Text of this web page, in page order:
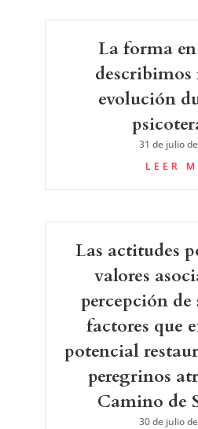
La forma
evolución
31 de julio
LEER
Las actitudes
valores
percepción de
factores que
potencial
peregrinos
Camino de
30 de julio